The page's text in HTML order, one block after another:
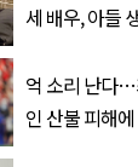
세 배우, 아들
억 소리 난다
인 산불 피해